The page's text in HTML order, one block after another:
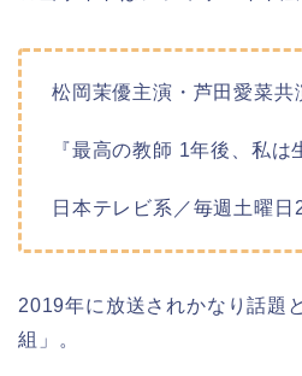
松岡茉優主演・芦田愛菜共
『最高の教師 1年後、私は
日本テレビ系／毎週土曜日
2019年に放送されかなり話題
組」。